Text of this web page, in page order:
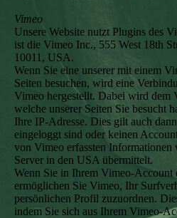
Vimeo
Unsere Website nutzt Plugins des
ist die Vimeo Inc., 555 West 18th
10011, USA.
Wenn Sie eine unserer mit einem
Seiten besuchen, wird eine
Vimeo hergestellt. Dabei wird dem
welche unserer Seiten Sie besucht
Ihre IP-Adresse. Dies gilt auch
eingeloggt sind oder keinen
von Vimeo erfassten Informationen
Server in den USA übermittelt.
Wenn Sie in Ihrem Vimeo-Account
ermöglichen Sie Vimeo, Ihr
persönlichen Profil zuzuordnen.
indem Sie sich aus Ihrem Vimeo-